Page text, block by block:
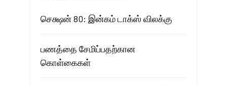
செக்ஷன் 80: இன்கம் டாக்ஸ் விலக்கு
பணத்தை சேமிப்பதற்கான
கொள்கைகள்